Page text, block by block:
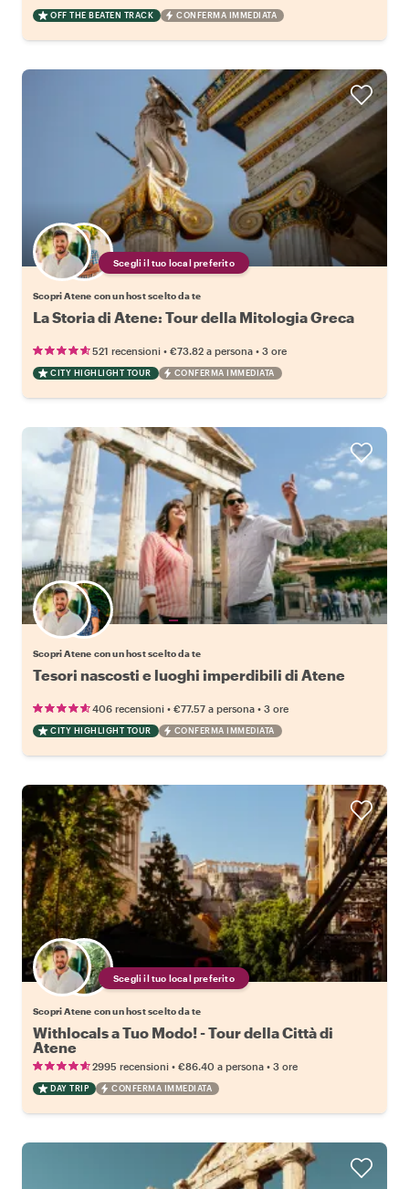
OFF THE BEATEN TRACK CONFERMA IMMEDIATA
Scegli il tuo local preferito
Scopri Atene con un host scelto da te
La Storia di Atene: Tour della Mitologia Greca
521 recensioni • €73.82 a persona • 3 ore
CITY HIGHLIGHT TOUR CONFERMA IMMEDIATA
Scegli il tuo local preferito
Scopri Atene con un host scelto da te
Tesori nascosti e luoghi imperdibili di Atene
406 recensioni • €77.57 a persona • 3 ore
CITY HIGHLIGHT TOUR CONFERMA IMMEDIATA
Scegli il tuo local preferito
Scopri Atene con un host scelto da te
Withlocals a Tuo Modo! - Tour della Città di
Atene
2995 recensioni • €86.40 a persona • 3 ore
DAY TRIP CONFERMA IMMEDIATA